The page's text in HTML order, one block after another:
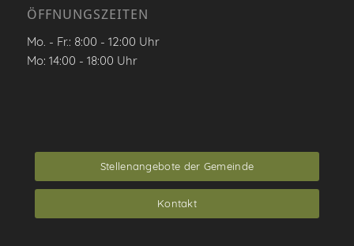
ÖFFNUNGSZEITEN
Mo. - Fr.: 8:00 - 12:00 Uhr
Mo: 14:00 - 18:00 Uhr
Stellenangebote der Gemeinde
Kontakt